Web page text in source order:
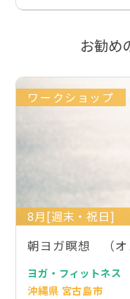
お勧め
ワークショップ
8月[週末・祝日]
朝ヨガ瞑想 （オ
ヨガ・フィットネス
沖縄県 宮古島市